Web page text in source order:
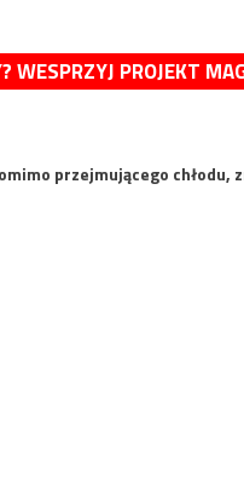
WESPRZYJ PROJEKT
przejmującego chłodu,